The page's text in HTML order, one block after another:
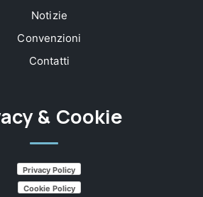
Notizie
Convenzioni
Contatti
& Cookie
Privacy Policy
Cookie Policy